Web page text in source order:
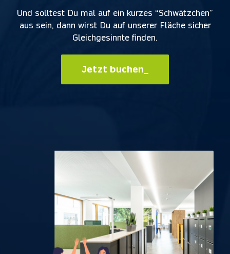
Und solltest Du mal auf ein kurzes “Schwätzchen”
aus sein, dann wirst Du auf unserer Fläche sicher
Gleichgesinnte finden.
Jetzt buchen_